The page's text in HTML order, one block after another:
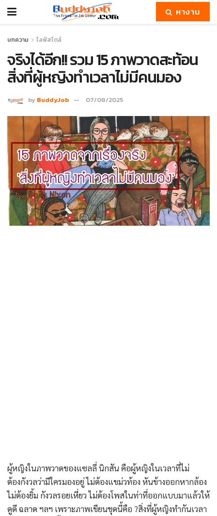
หางาน
บทความ ไลฟ์สไตล์
จริงได้อีก!! รวม 15 ภาพวาดสะท้อน
สิ่งที่ผู้หญิงทำเวลาไม่มีคนมอง
by BuddyJob 07/08/2025
ผู้หญิงในภาพวาดของแซลลี่ นิกสัน คือผู้หญิงในเวลาที่ไม่
ต้องกังวลว่ามีใครมองอยู่ ไม่ต้องแขม่วท้อง หันข้างออกหากล้อง
ไม่ต้องยิ้ม กังวลรอยเหี่ยว ไม่ต้องโพสในท่าที่ออกแบบมาแล้วให้
ดูดี ฉลาด ฯลฯ เพราะภาพเขียนชุดนี้คือ ?สิ่งที่ผู้หญิงทำกันเวลา